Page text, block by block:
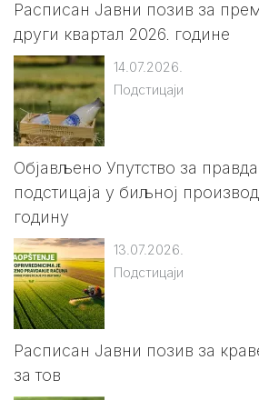
Расписан Јавни позив за
други квартал 2026. године
14.07.2026.
Подстицаји
Објављено Упутство за
подстицаја у биљној
годину
13.07.2026.
Подстицаји
Расписан Jавни позив за
за тов